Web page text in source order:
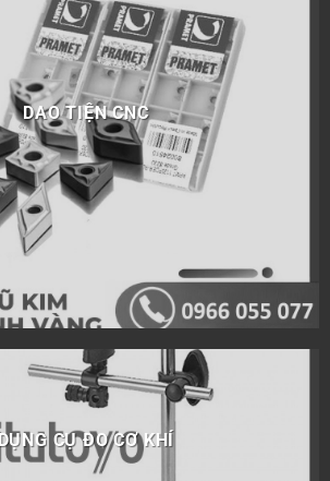
DAO TIỆN CNC
DỤNG CỤ ĐO CƠ KHÍ